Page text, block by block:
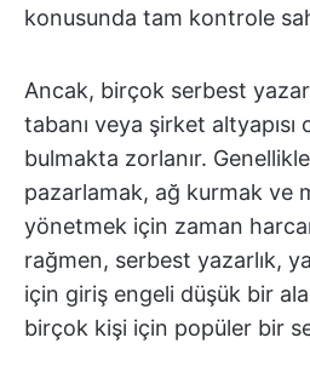
konusunda tam kontrole
Ancak, birçok serbest
tabanı veya şirket altyapısı
bulmakta zorlanır.
pazarlamak, ağ kurmak ve
yönetmek için zaman
rağmen, serbest yazarlık,
için giriş engeli düşük bir
birçok kişi için popüler bir